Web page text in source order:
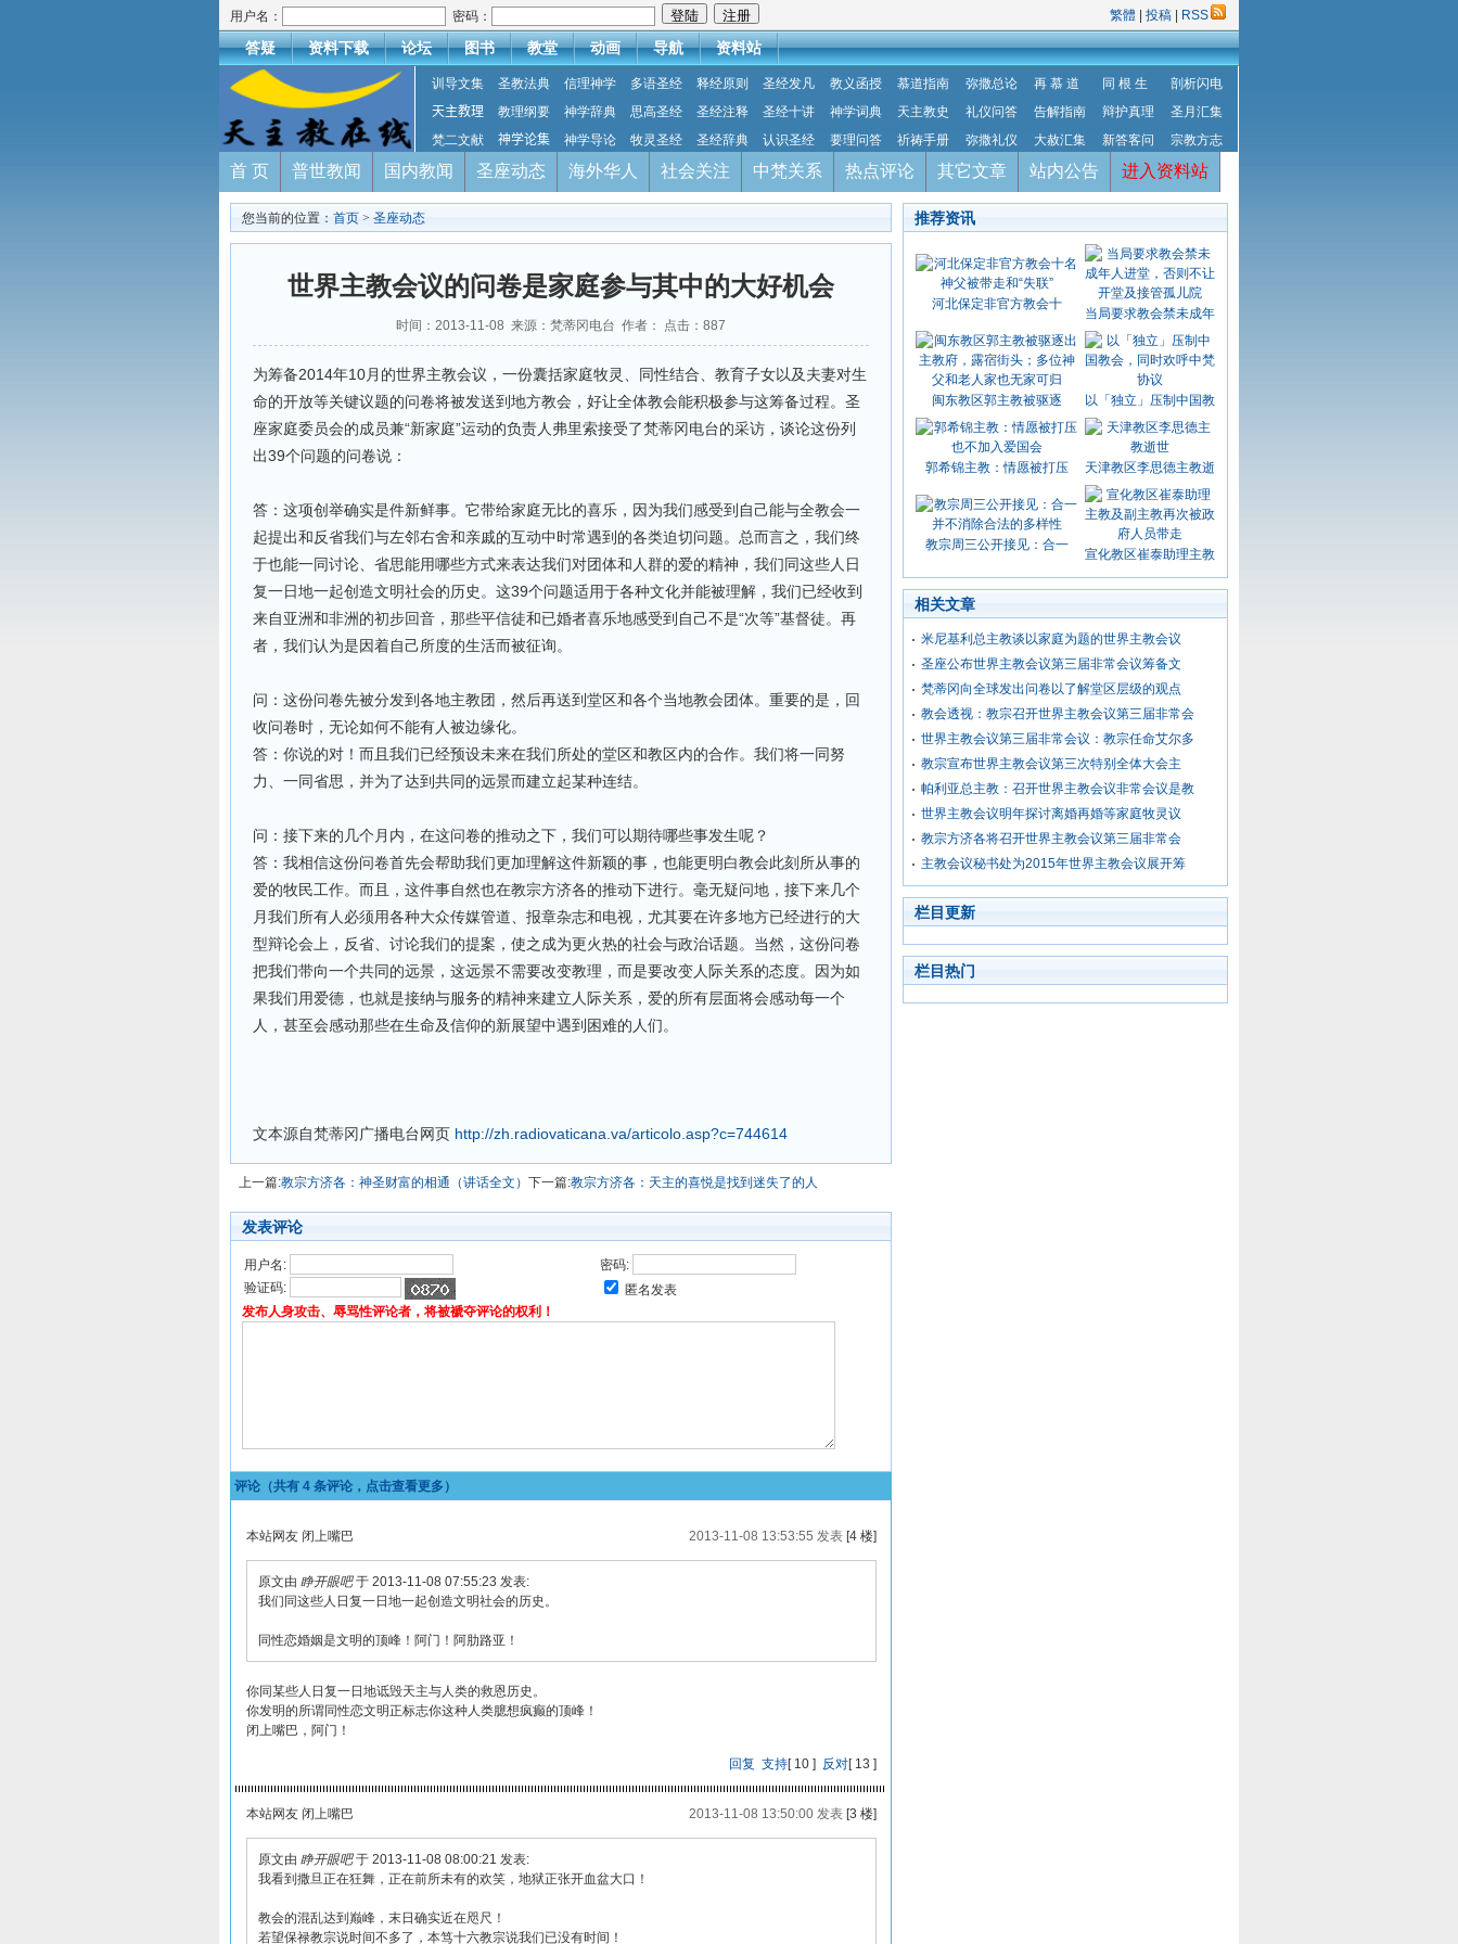
用户名： 密码： 繁體 投稿 RSS
答疑 资料下载 论坛 图书 教堂 动画 导航 资料站
训导文集 圣教法典 信理神学 多语圣经 释经原则 圣经发凡 教义函授 慕道指南 弥撒总论 再 慕 道 同 根 生
剖析闪电
天主教理
教理纲要 神学辞典 思高圣经 圣经注释 圣经十讲 神学词典 天主教史 礼仪问答 告解指南 辩护真理
圣月汇集
梵二文献
神学论集 神学导论 牧灵圣经 圣经辞典 认识圣经 要理问答 祈祷手册 弥撒礼仪 大赦汇集 新答客问 宗教方志
首 页 普世教闻 国内教闻 圣座动态 海外华人 社会关注 中梵关系 热点评论 其它文章 站内公告 进入资料站
您当前的位置： 首页 > 圣座动态
世界主教会议的问卷是家庭参与其中的大好机会
时间：2013-11-08 来源：梵蒂冈电台 作者： 点击： 887
为筹备2014年10月的世界主教会议，一份囊括家庭牧灵、同性结合、教育子女以及夫妻对生
命的开放等关键议题的问卷将被发送到地方教会，好让全体教会能积极参与这筹备过程。圣
座家庭委员会的成员兼“新家庭”运动的负责人弗里索接受了梵蒂冈电台的采访，谈论这份列
出39个问题的问卷说：
答：这项创举确实是件新鲜事。它带给家庭无比的喜乐，因为我们感受到自己能与全教会一
起提出和反省我们与左邻右舍和亲戚的互动中时常遇到的各类迫切问题。总而言之，我们终
于也能一同讨论、省思能用哪些方式来表达我们对团体和人群的爱的精神，我们同这些人日
复一日地一起创造文明社会的历史。这39个问题适用于各种文化并能被理解，我们已经收到
来自亚洲和非洲的初步回音，那些平信徒和已婚者喜乐地感受到自己不是“次等”基督徒。再
者，我们认为是因着自己所度的生活而被征询。
问：这份问卷先被分发到各地主教团，然后再送到堂区和各个当地教会团体。重要的是，回
收问卷时，无论如何不能有人被边缘化。
答：你说的对！而且我们已经预设未来在我们所处的堂区和教区内的合作。我们将一同努
力、一同省思，并为了达到共同的远景而建立起某种连结。
问：接下来的几个月内，在这问卷的推动之下，我们可以期待哪些事发生呢？
答：我相信这份问卷首先会帮助我们更加理解这件新颖的事，也能更明白教会此刻所从事的
爱的牧民工作。而且，这件事自然也在教宗方济各的推动下进行。毫无疑问地，接下来几个
月我们所有人必须用各种大众传媒管道、报章杂志和电视，尤其要在许多地方已经进行的大
型辩论会上，反省、讨论我们的提案，使之成为更火热的社会与政治话题。当然，这份问卷
把我们带向一个共同的远景，这远景不需要改变教理，而是要改变人际关系的态度。因为如
果我们用爱德，也就是接纳与服务的精神来建立人际关系，爱的所有层面将会感动每一个
人，甚至会感动那些在生命及信仰的新展望中遇到困难的人们。
文本源自梵蒂冈广播电台网页 http://zh.radiovaticana.va/articolo.asp?c=744614
上一篇:教宗方济各：神圣财富的相通（讲话全文） 下一篇:教宗方济各：天主的喜悦是找到迷失了的人
发表评论
用户名:
密码:
验证码:
匿名发表
发布人身攻击、辱骂性评论者，将被褫夺评论的权利！
评论（共有 4 条评论，点击查看更多）
本站网友 闭上嘴巴 2013-11-08 13:53:55 发表[4 楼]
原文由 睁开眼吧于 2013-11-08 07:55:23 发表:
我们同这些人日复一日地一起创造文明社会的历史。
同性恋婚姻是文明的顶峰！阿门！阿肋路亚！
你同某些人日复一日地诋毁天主与人类的救恩历史。
你发明的所谓同性恋文明正标志你这种人类臆想疯癫的顶峰！
闭上嘴巴，阿门！
回复 支持[10 ] 反对[13 ]
本站网友 闭上嘴巴 2013-11-08 13:50:00 发表[3 楼]
原文由 睁开眼吧于 2013-11-08 08:00:21 发表:
我看到撒旦正在狂舞，正在前所未有的欢笑，地狱正张开血盆大口！
教会的混乱达到巅峰，末日确实近在咫尺！
若望保禄教宗说时间不多了，本笃十六教宗说我们已没有时间！
推荐资讯
河北保定非官方教会十
当局要求教会禁未成年
闽东教区郭主教被驱逐 以「独立」压制中国教
郭希锦主教：情愿被打压 天津教区李思德主教逝
教宗周三公开接见：合一
宣化教区崔泰助理主教
相关文章
米尼基利总主教谈以家庭为题的世界主教会议
圣座公布世界主教会议第三届非常会议筹备文
梵蒂冈向全球发出问卷以了解堂区层级的观点
教会透视：教宗召开世界主教会议第三届非常会
世界主教会议第三届非常会议：教宗任命艾尔多
教宗宣布世界主教会议第三次特别全体大会主
帕利亚总主教：召开世界主教会议非常会议是教
世界主教会议明年探讨离婚再婚等家庭牧灵议
教宗方济各将召开世界主教会议第三届非常会
主教会议秘书处为2015年世界主教会议展开筹
栏目更新
栏目热门